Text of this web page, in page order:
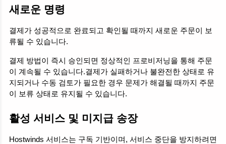
새로운 명령
결제가 성공적으로 완료되고 확인될 때까지 새로운 주문이 보
류될 수 있습니다.
결제 방법이 즉시 승인되면 정상적인 프로비저닝을 통해 주문
이 계속될 수 있습니다.결제가 실패하거나 불완전한 상태로 유
지되거나 수동 검토가 필요한 경우 문제가 해결될 때까지 주문
이 보류 상태로 유지될 수 있습니다.
활성 서비스 및 미지급 송장
Hostwinds 서비스는 구독 기반이며, 서비스 중단을 방지하려면